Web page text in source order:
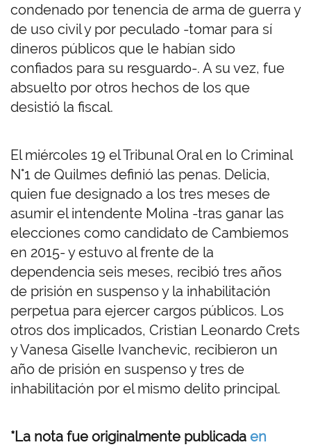
condenado por tenencia de arma de guerra y
de uso civil y por peculado -tomar para sí
dineros públicos que le habían sido
confiados para su resguardo-. A su vez, fue
absuelto por otros hechos de los que
desistió la fiscal.
El miércoles 19 el Tribunal Oral en lo Criminal
N°1 de Quilmes definió las penas. Delicia,
quien fue designado a los tres meses de
asumir el intendente Molina -tras ganar las
elecciones como candidato de Cambiemos
en 2015- y estuvo al frente de la
dependencia seis meses, recibió tres años
de prisión en suspenso y la inhabilitación
perpetua para ejercer cargos públicos. Los
otros dos implicados, Cristian Leonardo Crets
y Vanesa Giselle Ivanchevic, recibieron un
año de prisión en suspenso y tres de
inhabilitación por el mismo delito principal.
*La nota fue originalmente publicada en